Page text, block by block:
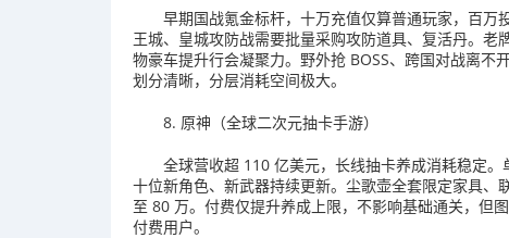
早期国战氪金标杆，十万充值仅算普通玩家，百万
王城、皇城攻防战需要批量采购攻防道具、复活丹。
物豪车提升行会凝聚力。野外抢 BOSS、跨国对战离
划分清晰，分层消耗空间极大。
8. 原神（全球二次元抽卡手游）
全球营收超 110 亿美元，长线抽卡养成消耗稳定
十位新角色、新武器持续更新。尘歌壶全套限定家具
至 80 万。付费仅提升养成上限，不影响基础通关，但
付费用户。